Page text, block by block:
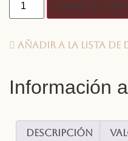
Añadir al carrito
Añadir a la lista de
Información
Descripción